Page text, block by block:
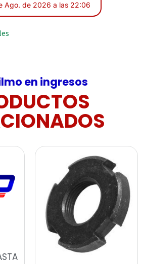
Ago. de 2026 a las 22:06
en ingresos